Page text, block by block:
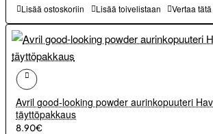
Lisää ostoskoriin Lisää toivelistaan Vertaa
Avril good-looking powder aurinkopuuteri
täyttöpakkaus
8.90€